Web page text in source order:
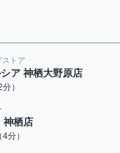
ストア
ア 神栖大野原店
）
神栖店
分）